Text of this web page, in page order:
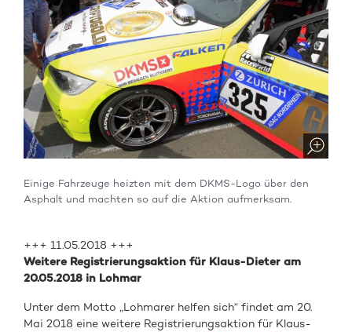
Einige Fahrzeuge heizten mit dem DKMS-Logo über den
Asphalt und machten so auf die Aktion aufmerksam.
+++ 11.05.2018 +++
Weitere Registrierungsaktion für Klaus-Dieter am
20.05.2018 in Lohmar
Unter dem Motto „Lohmarer helfen sich“ findet am 20.
Mai 2018 eine weitere Registrierungsaktion für Klaus-